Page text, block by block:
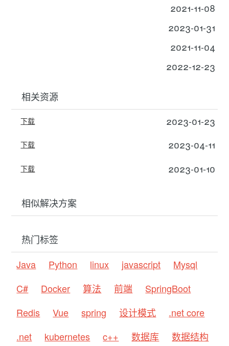
2021-11-08
2023-01-31
2021-11-04
2022-12-23
相关资源
下载 2023-01-23
下载 2023-04-11
下载 2023-01-10
相似解决方案
热门标签
Java
Python linux javascript
Mysql
C#
Docker 算法 前端
SpringBoot
Redis
Vue spring 设计模式
.net core
.net
kubernetes c++ 数据库
数据结构